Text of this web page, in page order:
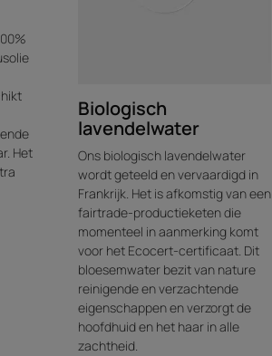
Het
Biologisch
lavendelwater
Ons biologisch lavendelwater
wordt geteeld en vervaardigd in
Frankrijk. Het is afkomstig van een
fairtrade-productieketen die
momenteel in aanmerking komt
voor het Ecocert-certificaat. Dit
bloesemwater bezit van nature
reinigende en verzachtende
eigenschappen en verzorgt de
hoofdhuid en het haar in alle
zachtheid.